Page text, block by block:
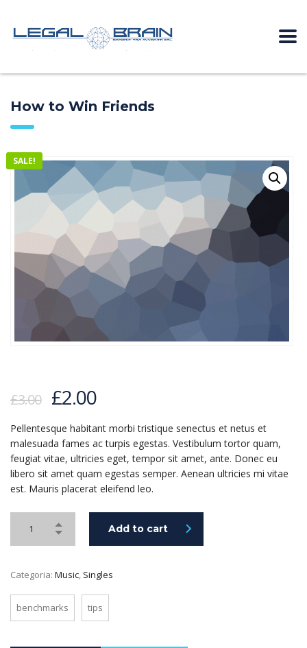
How to Win Friends
SALE!
£3.00 £2.00
Pellentesque habitant morbi tristique senectus et netus et
malesuada fames ac turpis egestas. Vestibulum tortor quam,
feugiat vitae, ultricies eget, tempor sit amet, ante. Donec eu
libero sit amet quam egestas semper. Aenean ultricies mi vitae
est. Mauris placerat eleifend leo.
Add to cart
Categoria: Music, Singles
benchmarks tips